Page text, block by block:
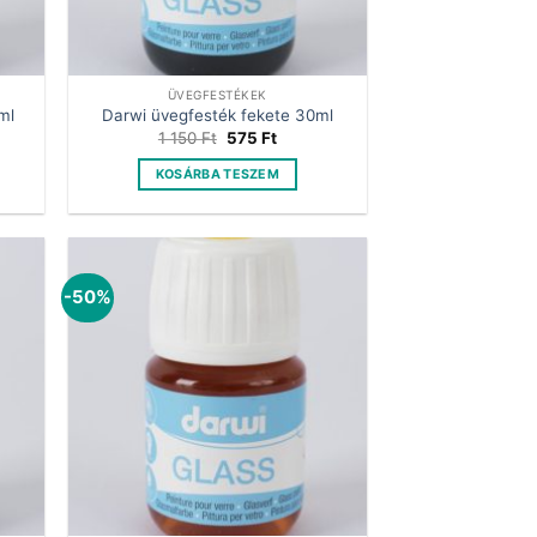
ÜVEGFESTÉKEK
Darwi üvegfesték fekete 30ml
1 150Ft Original
was:
1
575 FtCurrent
is:
575 Ft.
KOSÁRBA TESZEM
-50%